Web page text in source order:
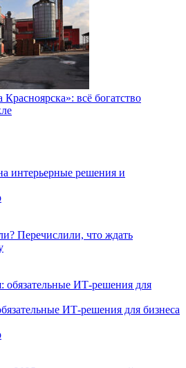
всё богатство
интерьерные решения и
Перечислили, что ждать
ИТ-решения для бизнеса